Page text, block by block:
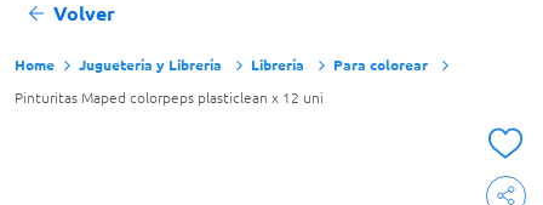
Volver
Juguetería y Librería Librería Para colorear
Pinturitas Maped colorpeps plasticlean x 12 uni
Yerba
Cerveza
Doves